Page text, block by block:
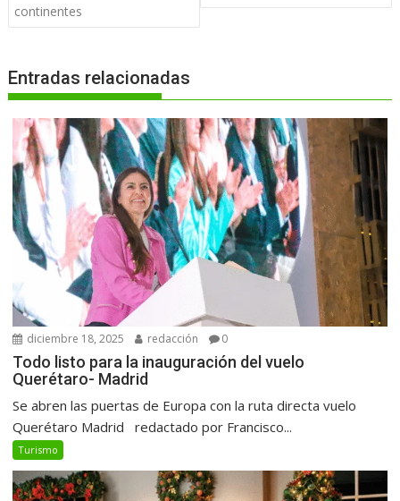
entradas
continentes
Entradas relacionadas
diciembre 18, 2025 redacción 0
Todo listo para la inauguración del vuelo
Querétaro- Madrid
Se abren las puertas de Europa con la ruta directa vuelo
Querétaro Madrid redactado por Francisco...
Turismo